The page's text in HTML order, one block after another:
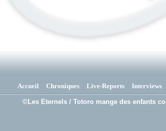
Accueil Chroniques Live-Reports Interviews
©Les Eternels / Totoro mange des enfants